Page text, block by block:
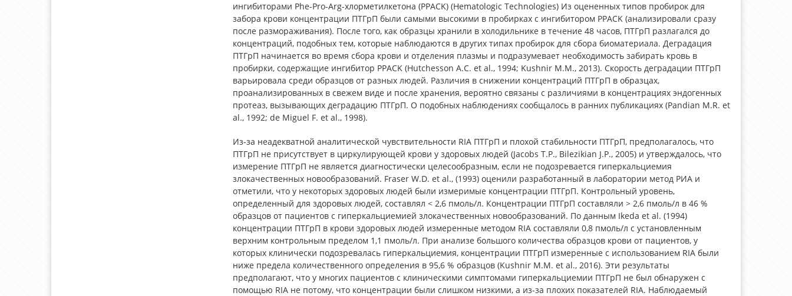
ингибиторами Phe-Pro-Arg-хлорметилкетона (PPACK) (Hematologic Technologies) Из оцененных типов пробирок для
забора крови концентрации ПТГрП были самыми высокими в пробирках с ингибитором PPACK (анализировали сразу
после размораживания). После того, как образцы хранили в холодильнике в течение 48 часов, ПТГрП разлагался до
концентраций, подобных тем, которые наблюдаются в других типах пробирок для сбора биоматериала. Деградация
ПТГрП начинается во время сбора крови и отделения плазмы и подразумевает необходимость забирать кровь в
пробирки, содержащие ингибитор PPACK (Hutchesson A.C. et al., 1994; Kushnir M.M., 2013). Скорость деградации ПТГрП
варьировала среди образцов от разных людей. Различия в снижении концентраций ПТГрП в образцах,
проанализированных в свежем виде и после хранения, вероятно связаны с различиями в концентрациях эндогенных
протеаз, вызывающих деградацию ПТГрП. О подобных наблюдениях сообщалось в ранних публикациях (Pandian M.R. et
al., 1992; de Miguel F. et al., 1998).
Из-за неадекватной аналитической чувствительности RIA ПТГрП и плохой стабильности ПТГрП, предполагалось, что
ПТГрП не присутствует в циркулирующей крови у здоровых людей (Jacobs T.P., Bilezikian J.P., 2005) и утверждалось, что
измерение ПТГрП не является диагностически целесообразным, если не подозревается гиперкальциемия
злокачественных новообразований. Fraser W.D. et al., (1993) оценили разработанный в лаборатории метод РИА и
отметили, что у некоторых здоровых людей были измеримые концентрации ПТГрП. Контрольный уровень,
определенный для здоровых людей, составлял < 2,6 пмоль/л. Концентрации ПТГрП составляли > 2,6 пмоль/л в 46 %
образцов от пациентов с гиперкальциемией злокачественных новообразований. По данным Ikeda et al. (1994)
концентрации ПТГрП в крови здоровых людей измеренные методом RIA составляли 0,8 пмоль/л с установленным
верхним контрольным пределом 1,1 пмоль/л. При анализе большого количества образцов крови от пациентов, у
которых клинически подозревалась гиперкальциемия, концентрации ПТГрП измеренные с использованием RIA были
ниже предела количественного определения в 95,6 % образцов (Kushnir M.M. et al., 2016). Эти результаты
предполагают, что у многих пациентов с клиническими симптомами гиперкальциемии ПТГрП не был обнаружен с
помощью RIA не потому, что концентрации были слишком низкими, а из-за плохих показателей RIA. Наблюдаемый